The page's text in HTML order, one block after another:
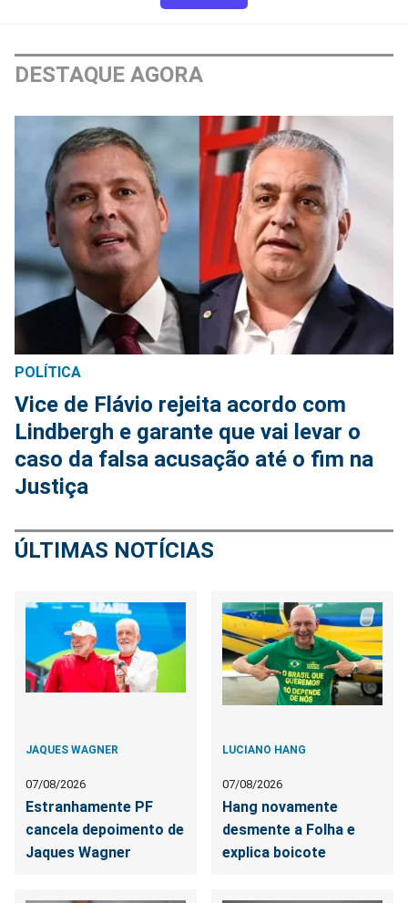
DESTAQUE AGORA
POLÍTICA
Vice de Flávio rejeita acordo com
Lindbergh e garante que vai levar o
caso da falsa acusação até o fim na
Justiça
ÚLTIMAS NOTÍCIAS
JAQUES WAGNER
07/08/2026
Estranhamente PF
cancela depoimento de
Jaques Wagner
LUCIANO HANG
07/08/2026
Hang novamente
desmente a Folha e
explica boicote